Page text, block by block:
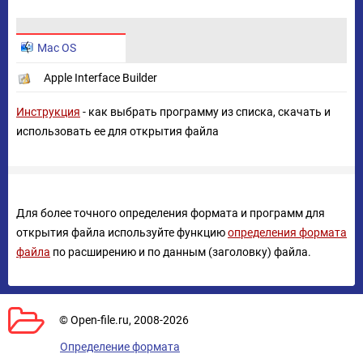
Mac OS
Apple Interface Builder
Инструкция - как выбрать программу из списка, скачать и
использовать ее для открытия файла
Для более точного определения формата и программ для
открытия файла используйте функциюопределения формата
файла по расширению и по данным (заголовку) файла.
© Open-file.ru, 2008-2026
Определение формата